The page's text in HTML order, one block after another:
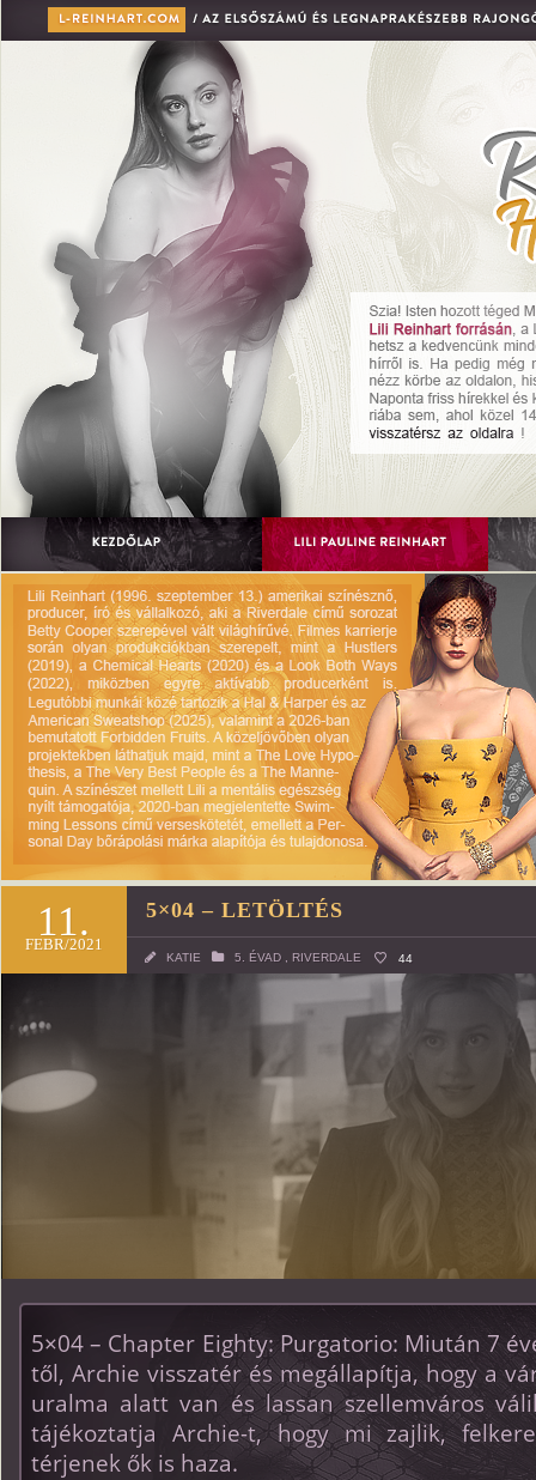
11.
FEBR/2021
5×04 – LETÖLTÉS
KATIE 5. ÉVAD RIVERDALE 44
5×04 – Chapter Eighty: Purgatorio: Miután 7
től, Archie visszatér és megállapítja, hogy a
uralma alatt van és lassan szellemváros
tájékoztatja Archie-t, hogy mi zajlik,
térjenek ők is haza.